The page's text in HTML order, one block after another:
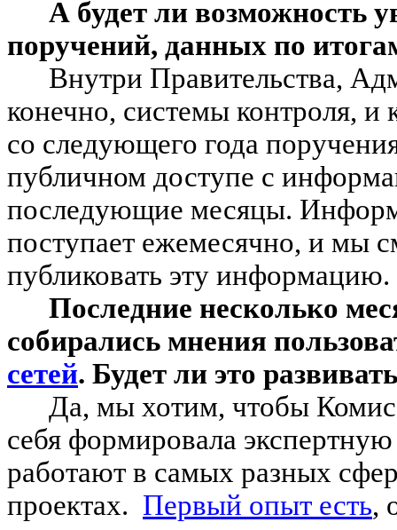
А будет ли возможность
поручений, данных по
Внутри Правительства,
конечно, системы контроля, и
со следующего года
публичном доступе с
последующие месяцы.
поступает ежемесячно, и мы
публиковать эту информацию.
Последние несколько
собирались мнения
сетей. Будет ли это
Да, мы хотим, чтобы
себя формировала
работают в самых разных
проектах. Первый опыт есть,